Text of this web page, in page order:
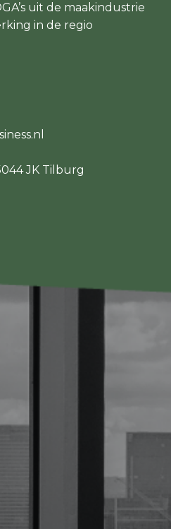
uit de maakindustrie
in de regio
JK Tilburg